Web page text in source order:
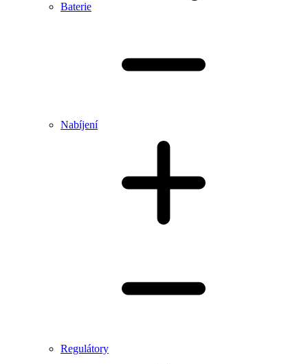
Baterie
Nabíjení
Regulátory